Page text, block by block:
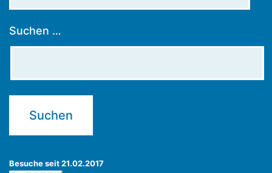
Suchen …
Besuche seit 21.02.2017